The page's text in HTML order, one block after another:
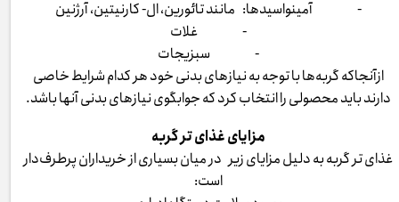
- آمینواسیدها: مانند تائورین، ال- کارنیتین، آرژنین
- غلات
- سبزیجات
ازآنجاکه گربه‌ها با توجه به نیازهای بدنی خود هر کدام شرایط خاصی
دارند باید محصولی را انتخاب کرد که جوابگوی نیازهای بدنی آنها باشد.
مزایای غذای تر گربه
غذای تر گربه به دلیل مزایای زیر در میان بسیاری از خریداران پرطرف‌دار
است: